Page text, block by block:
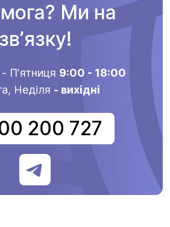
Ми на
звʼязку!
Пʼятниця 9:00 - 18:00
Неділя - вихідні
200 727